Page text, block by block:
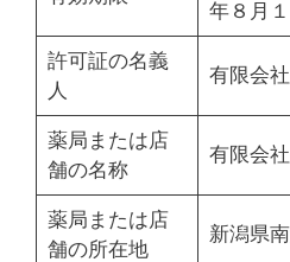
年８月
許可証の名義
人
有限会
薬局または店
舗の名称
有限会
薬局または店
舗の所在地
新潟県